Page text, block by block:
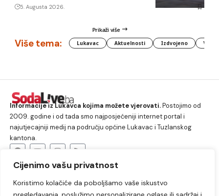
Cijenimo vašu privatnost
Koristimo kolačiće da poboljšamo vaše iskustvo
5. Augusta 2026.
Prikaži više
Više tema: Lukavac Aktuelnosti Izdvojeno
Informacije iz Lukavca kojima možete vjerovati.Postojimo od
2009. godine i od tada smo najposjećeniji internet portal i
najutjecajniji medij na području općine Lukavac i Tuzlanskog
kantona.
Lukavac Društvo Crna hronika
Sport